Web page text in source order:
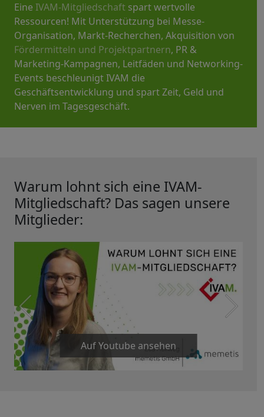
Eine IVAM-Mitgliedschaft spart wertvolle
Ressourcen! Mit Unterstützung bei Messe-
Organisation, Markt-Recherchen, Akquisition von
Fördermitteln und Projektpartnern, PR &
Marketing-Kampagnen, Leitfäden und Networking-
Events beschleunigt IVAM die
Geschäftsentwicklung und spart Zeit, Geld und
Nerven im Tagesgeschäft.
Warum lohnt sich eine IVAM-
Mitgliedschaft? Das sagen unsere
Mitglieder:
Auf Youtube ansehen